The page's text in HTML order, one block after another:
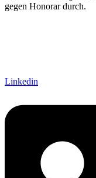
gegen Honorar durch.
Linkedin